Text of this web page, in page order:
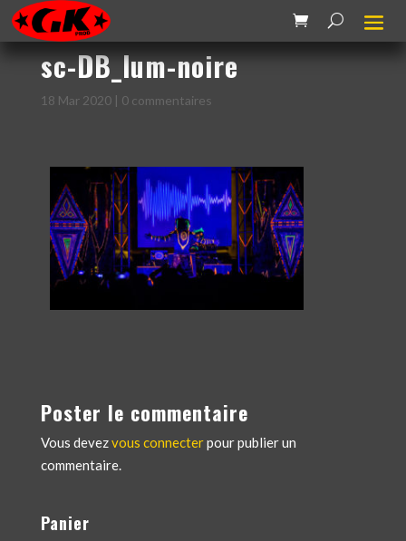
sc-DB_lum-noire
18 Mar 2020| 0 commentaires
Poster le commentaire
Vous devezvous connecterpour publier un
commentaire.
Panier